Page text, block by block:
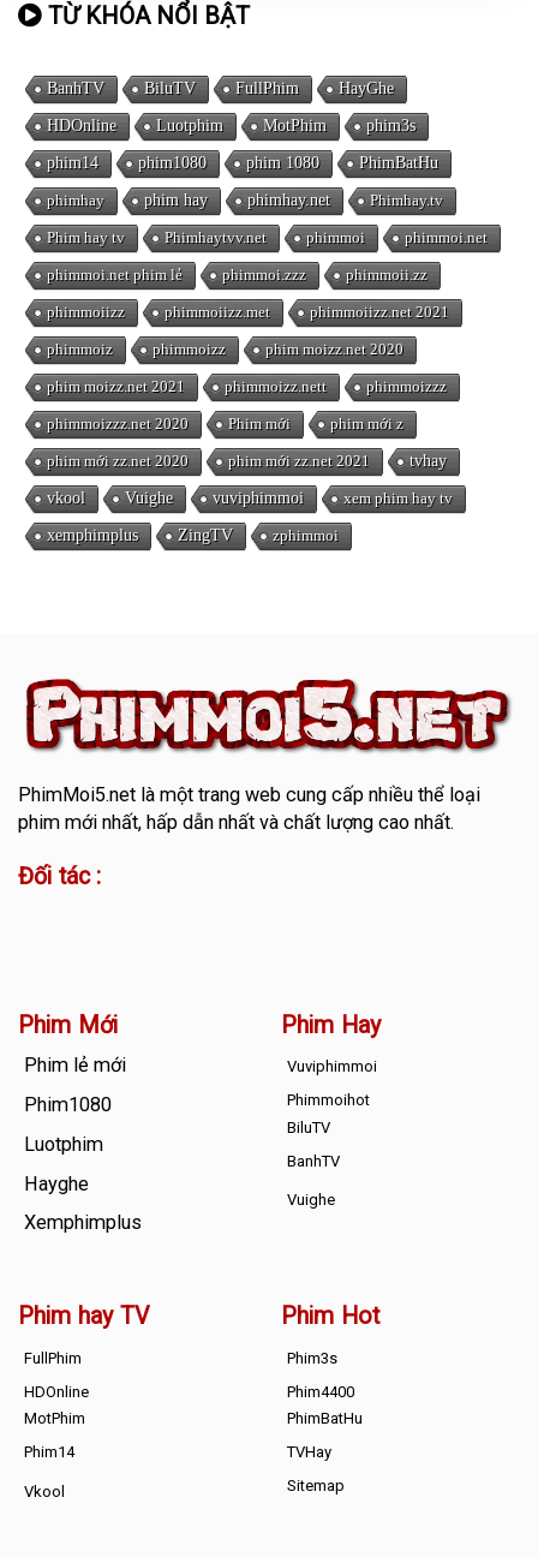
TỪ KHÓA NỔI BẬT
BanhTV BiluTV FullPhim HayGhe
HDOnline Luotphim MotPhim phim3s
phim14 phim1080 phim 1080 PhimBatHu
phimhay phim hay phimhay.net Phimhay.tv
Phim hay tv Phimhaytvv.net phimmoi phimmoi.net
phimmoi.net phim lẻ phimmoi.zzz phimmoii.zz
phimmoiizz phimmoiizz.met phimmoiizz.net 2021
phimmoiz phimmoizz phim moizz.net 2020
phim moizz.net 2021 phimmoizz.nett phimmoizzz
phimmoizzz.net 2020 Phim mới phim mới z
phim mới zz.net 2020 phim mới zz.net 2021 tvhay
vkool Vuighe vuviphimmoi xem phim hay tv
xemphimplus ZingTV zphimmoi
PhimMoi5.netlà một trang web cung cấp nhiều thể loại
phim mới nhất, hấp dẫn nhất và chất lượng cao nhất.
Đối tác :
Phim Mới
Phim lẻ mới
Phim1080
Luotphim
Hayghe
Xemphimplus
Phim Hay
Vuviphimmoi
Phimmoihot
BiluTV
BanhTV
Vuighe
Phim hay TV
FullPhim
HDOnline
MotPhim
Phim14
Vkool
Phim Hot
Phim3s
Phim4400
PhimBatHu
TVHay
Sitemap